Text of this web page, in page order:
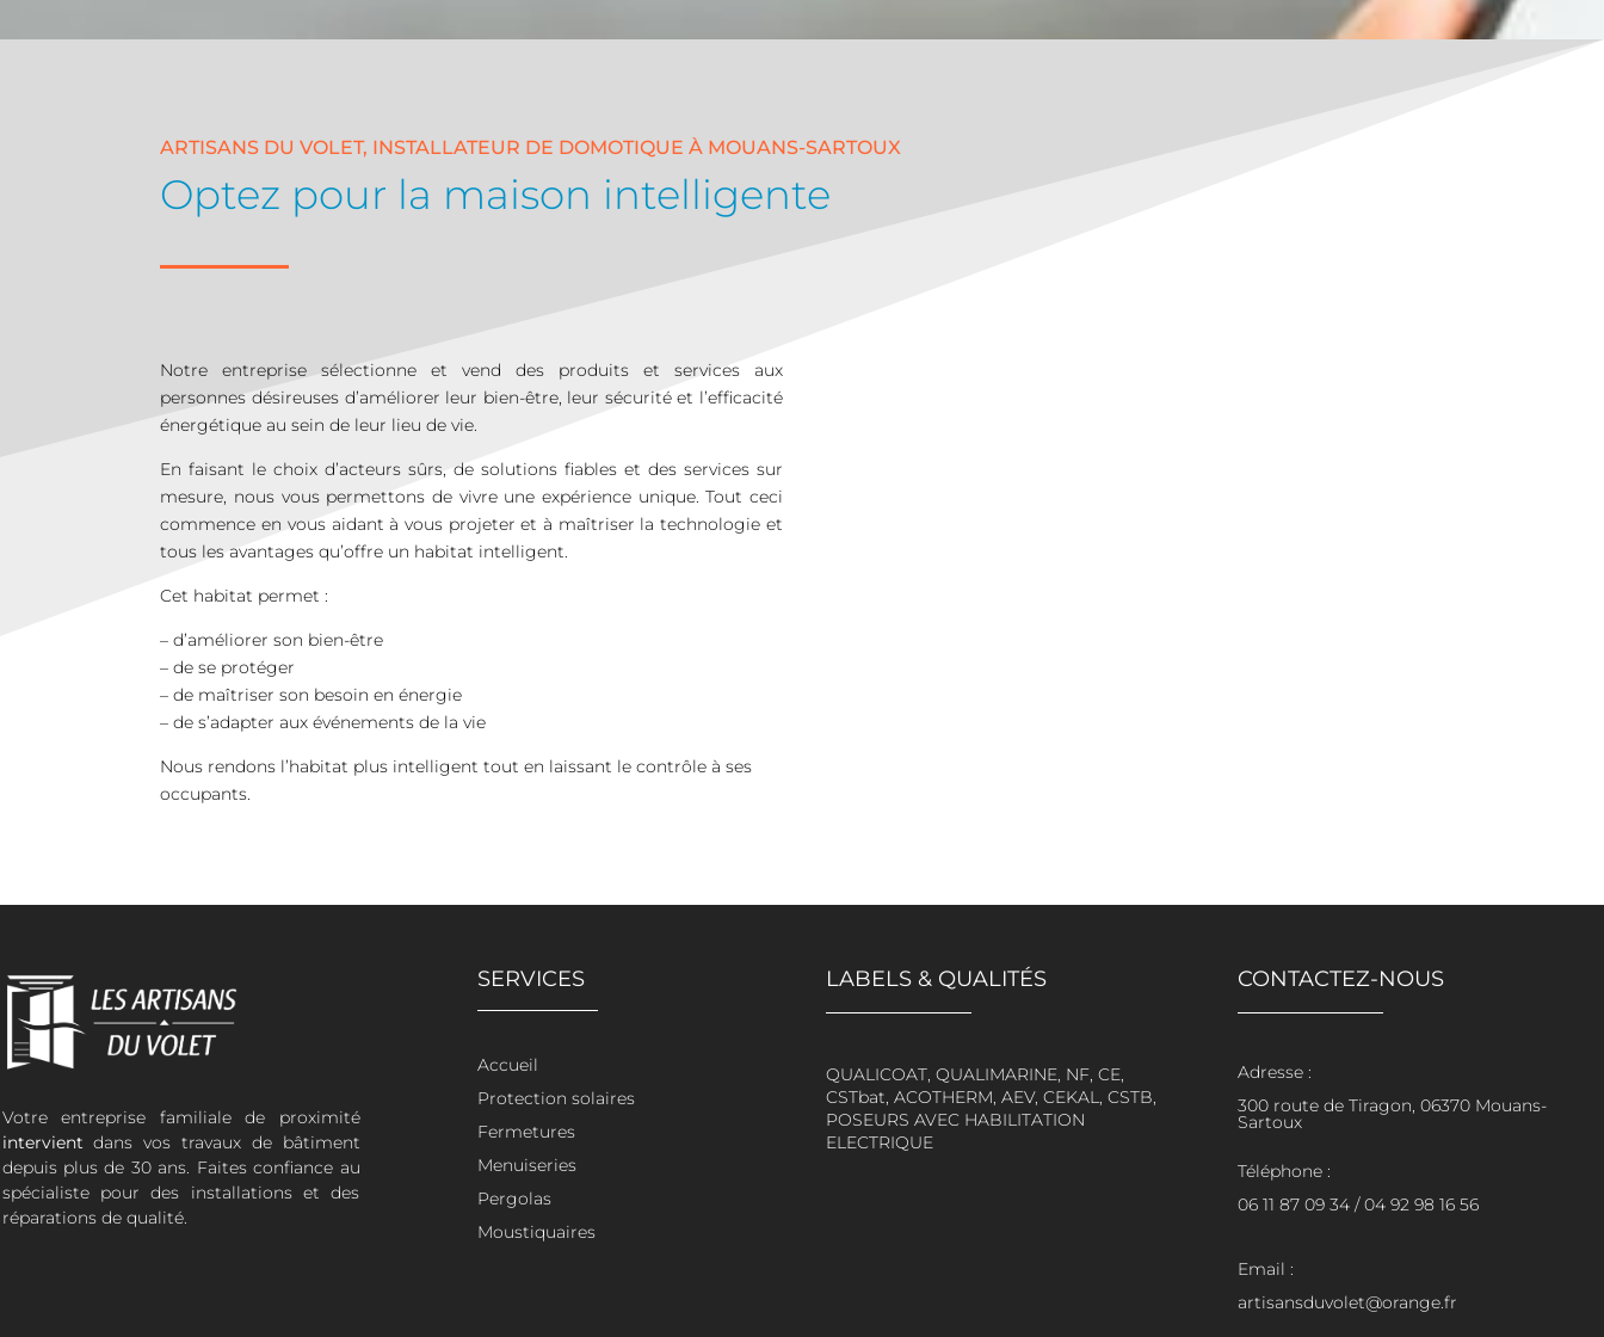
ARTISANS DU VOLET, INSTALLATEUR DE DOMOTIQUE À MOUANS-SARTOUX
Optez pour la maison intelligente
Notre entreprise sélectionne et vend des produits et services aux
personnes désireuses d’améliorer leur bien-être, leur sécurité et l’efficacité
énergétique au sein de leur lieu de vie.
En faisant le choix d’acteurs sûrs, de solutions fiables et des services sur
mesure, nous vous permettons de vivre une expérience unique. Tout ceci
commence en vous aidant à vous projeter et à maîtriser la technologie et
tous les avantages qu’offre un habitat intelligent.
Cet habitat permet :
– d’améliorer son bien-être
– de se protéger
– de maîtriser son besoin en énergie
– de s’adapter aux événements de la vie
Nous rendons l’habitat plus intelligent tout en laissant le contrôle à ses
occupants.
Votre entreprise familiale de proximité
intervient dans vos travaux de bâtiment
depuis plus de 30 ans. Faites confiance au
spécialiste pour des installations et des
réparations de qualité.
SERVICES
Accueil
Protection solaires
Fermetures
Menuiseries
Pergolas
Moustiquaires
LABELS & QUALITÉS
QUALICOAT, QUALIMARINE, NF, CE,
CSTbat, ACOTHERM, AEV, CEKAL, CSTB,
POSEURS AVEC HABILITATION
ELECTRIQUE
CONTACTEZ-NOUS
Adresse :
300 route de Tiragon, 06370 Mouans-
Sartoux
Téléphone :
06 11 87 09 34 /04 92 98 16 56
Email :
artisansduvolet@orange.fr